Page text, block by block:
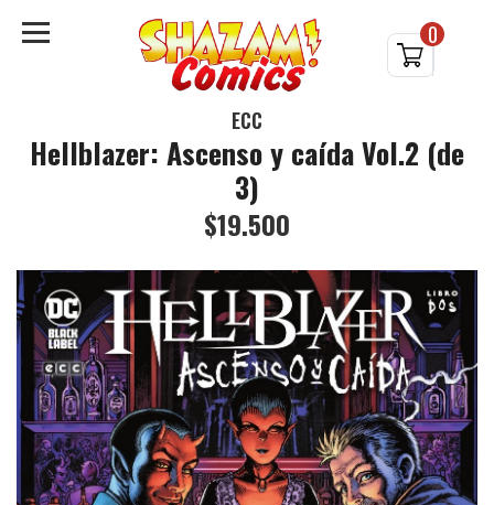
0
ECC
Hellblazer: Ascenso y caída Vol.2 (de
3)
$19.500